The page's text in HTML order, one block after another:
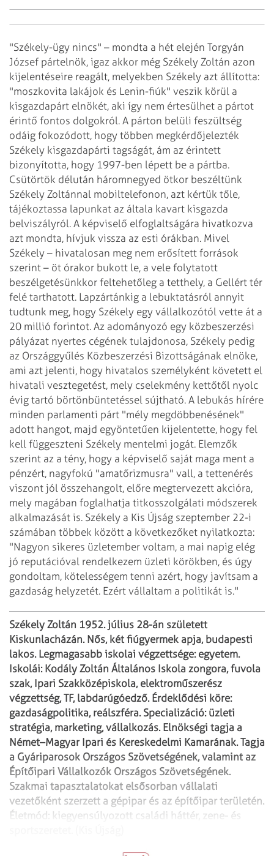
"Székely-ügy nincs" – mondta a hét elején Torgyán
József pártelnök, igaz akkor még Székely Zoltán azon
kijelentéseire reagált, melyekben Székely azt állította:
"moszkovita lakájok és Lenin-fiúk" veszik körül a
kisgazdapárt elnökét, aki így nem értesülhet a pártot
érintő fontos dolgokról. A párton belüli feszültség
odáig fokozódott, hogy többen megkérdőjelezték
Székely kisgazdapárti tagságát, ám az érintett
bizonyította, hogy 1997-ben lépett be a pártba.
Csütörtök délután háromnegyed ötkor beszéltünk
Székely Zoltánnal mobiltelefonon, azt kértük tőle,
tájékoztassa lapunkat az általa kavart kisgazda
belviszályról. A képviselő elfoglaltságára hivatkozva
azt mondta, hívjuk vissza az esti órákban. Mivel
Székely – hivatalosan meg nem erősített források
szerint – öt órakor bukott le, a vele folytatott
beszélgetésünkkor feltehetőleg a tetthely, a Gellért tér
felé tarthatott. Lapzártánkig a lebuktatásról annyit
tudtunk meg, hogy Székely egy vállalkozótól vette át a
20 millió forintot. Az adományozó egy közbeszerzési
pályázat nyertes cégének tulajdonosa, Székely pedig
az Országgyűlés Közbeszerzési Bizottságának elnöke,
ami azt jelenti, hogy hivatalos személyként követett el
hivatali vesztegetést, mely cselekmény kettőtől nyolc
évig tartó börtönbüntetéssel sújtható. A lebukás hírére
minden parlamenti párt "mély megdöbbenésének"
adott hangot, majd egyöntetűen kijelentette, hogy fel
kell függeszteni Székely mentelmi jogát. Elemzők
szerint az a tény, hogy a képviselő saját maga ment a
pénzért, nagyfokú "amatőrizmusra" vall, a tettenérés
viszont jól összehangolt, előre megtervezett akcióra,
mely magában foglalhatja titkosszolgálati módszerek
alkalmazását is. Székely a Kis Újság szeptember 22-i
számában többek között a következőket nyilatkozta:
"Nagyon sikeres üzletember voltam, a mai napig elég
jó reputációval rendelkezem üzleti körökben, és úgy
gondoltam, kötelességem tenni azért, hogy javítsam a
gazdaság helyzetét. Ezért vállaltam a politikát is."
Székely Zoltán 1952. július 28-án született
Kiskunlacházán. Nős, két fiúgyermek apja, budapesti
lakos. Legmagasabb iskolai végzettsége: egyetem.
Iskolái:Kodály Zoltán Általános Iskola zongora, fuvola
szak, Ipari Szakközépiskola, elektroműszerész
végzettség, TF, labdarúgóedző.Érdeklődési köre:
gazdaságpolitika, reálszféra. Specializáció: üzleti
stratégia,marketing, vállalkozás. Elnökségi tagja a
Német–Magyar Ipari és Kereskedelmi Kamarának.Tagja
a Gyáriparosok Országos Szövetségének, valamint az
Építőipari Vállalkozók Országos Szövetségének.
Szakmai tapasztalatokat elsősorban vállalati
vezetőként szerzett a gépipar és az építőipar területén.
Életmód: kiegyensúlyozott családi háttér, zene- és